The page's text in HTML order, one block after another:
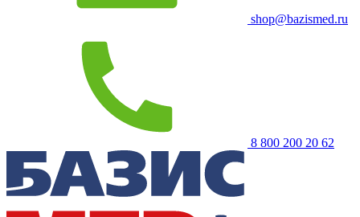
shop@bazismed.ru
8 800 200 20 62